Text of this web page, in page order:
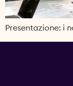
Presentazione: i